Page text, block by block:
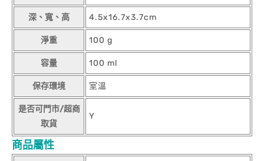
深、寬、高 4.5x16.7x3.7cm
淨重 100 g
容量 100 ml
保存環境 室溫
是否可門市/超商
取貨
Y
商品屬性